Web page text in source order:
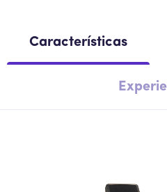
Características